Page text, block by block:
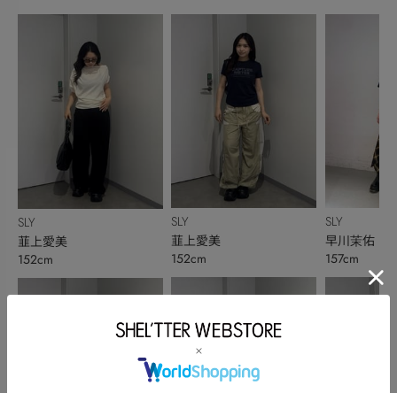
SLY
韮上愛美
152cm
SLY
韮上愛美
152cm
SLY
早川茉佑
157cm